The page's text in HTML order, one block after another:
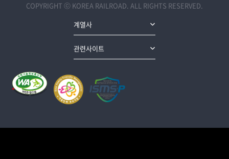
COPYRIGHT ⓒ KOREA RAILROAD. ALL RIGHTS RESERVED.
계열사
관련사이트